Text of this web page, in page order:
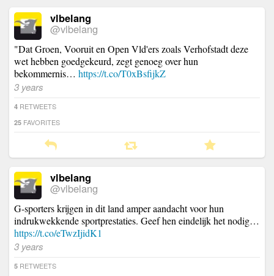
vlbelang
@vlbelang
"Dat Groen, Vooruit en Open Vld'ers zoals Verhofstadt deze
wet hebben goedgekeurd, zegt genoeg over hun
bekommernis… https://t.co/T0xBsfijkZ
3 years
4 RETWEETS
25 FAVORITES
vlbelang
@vlbelang
G-sporters krijgen in dit land amper aandacht voor hun
indrukwekkende sportprestaties. Geef hen eindelijk het nodig…
https://t.co/eTwzIjidK1
3 years
5 RETWEETS